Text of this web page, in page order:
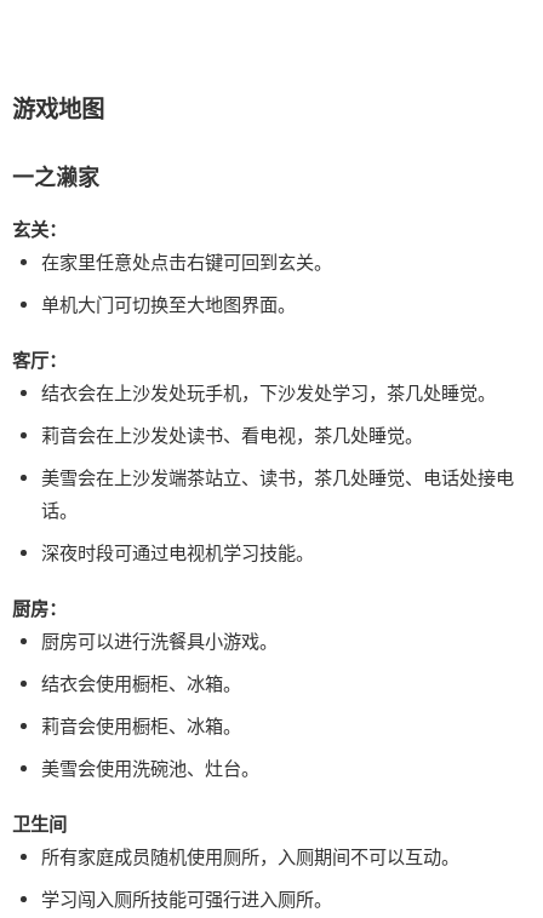
游戏地图
一之濑家
玄关：
在家里任意处点击右键可回到玄关。
单机大门可切换至大地图界面。
客厅：
结衣会在上沙发处玩手机，下沙发处学习，茶几处睡觉。
莉音会在上沙发处读书、看电视，茶几处睡觉。
美雪会在上沙发端茶站立、读书，茶几处睡觉、电话处接电
话。
深夜时段可通过电视机学习技能。
厨房：
厨房可以进行洗餐具小游戏。
结衣会使用橱柜、冰箱。
莉音会使用橱柜、冰箱。
美雪会使用洗碗池、灶台。
卫生间
所有家庭成员随机使用厕所，入厕期间不可以互动。
学习闯入厕所技能可强行进入厕所。